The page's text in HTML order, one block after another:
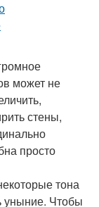
может не
стены,
просто
тона
уныние. Чтобы